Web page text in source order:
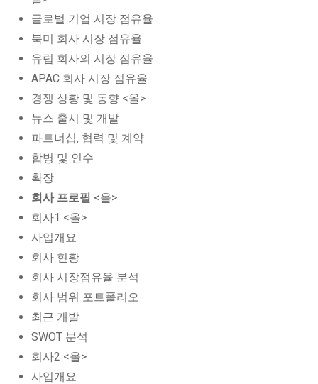
글로벌 기업 시장 점유율
북미 회사 시장 점유율
유럽 회사의 시장 점유율
APAC 회사 시장 점유율
경쟁 상황 및 동향 <올>
뉴스 출시 및 개발
파트너십, 협력 및 계약
합병 및 인수
확장
회사 프로필 <올>
회사1 <올>
사업개요
회사 현황
회사 시장점유율 분석
회사 범위 포트폴리오
최근 개발
SWOT 분석
회사2 <올>
사업개요